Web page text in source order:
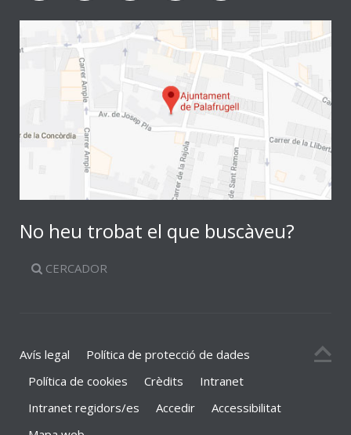
No heu trobat el que buscàveu?
CERCADOR
Avís legal
Política de protecció de dades
Política de cookies
Crèdits
Intranet
Intranet regidors/es
Accedir
Accessibilitat